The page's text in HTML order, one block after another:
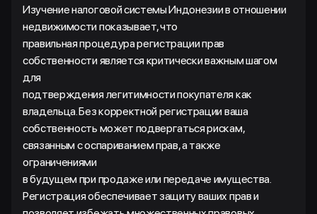
Изучение налоговой системы Индонезии в отношении
недвижимости показывает, что
правильная процедура регистрации прав
собственности является критически важным шагом
для
подтверждения легитимности покупателя как
владельца. Без корректной регистрации ваша
собственность может подвергаться рискам,
связанным с оспариванием прав, а также
ограничениями
в будущем при продаже или передаче имущества.
Регистрация обеспечивает защиту ваших прав и